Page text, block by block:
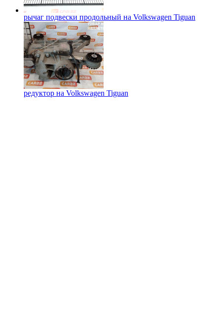
рычаг подвески продольный на Volkswagen Tiguan
редуктор на Volkswagen Tiguan